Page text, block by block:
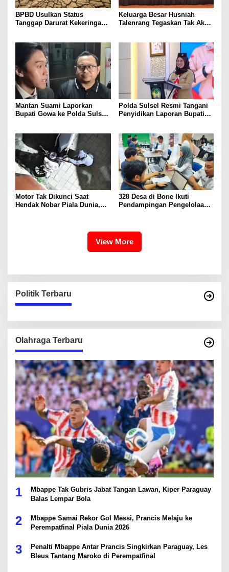
BPBD Usulkan Status
Tanggap Darurat Kekeringan
Keluarga Besar Husniah
Talenrang Tegaskan Tak Akan
Mantan Suami Laporkan
Bupati Gowa ke Polda Sulsel,
Polda Sulsel Resmi Tangani
Penyidikan Laporan Bupati
Motor Tak Dikunci Saat
Hendak Nobar Piala Dunia,
328 Desa di Bone Ikuti
Pendampingan Pengelolaan
View More
Politik Terbaru
Olahraga Terbaru
1
Mbappe Tak Gubris Jabat Tangan Lawan, Kiper Paraguay
Balas Lempar Bola
2
Mbappe Samai Rekor Gol Messi, Prancis Melaju ke
Perempatfinal Piala Dunia 2026
3
Penalti Mbappe Antar Prancis Singkirkan Paraguay, Les
Bleus Tantang Maroko di Perempatfinal